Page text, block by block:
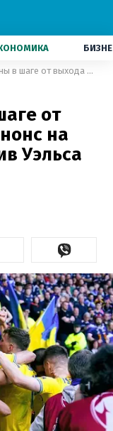
Сборная Украины в шаге от выхода на ЧМ-2022: анонс на "финал жизни" против Уэльса
от
на
Уэльса